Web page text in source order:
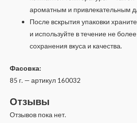
ароматным и привлекательным
После вскрытия упаковки
и используйте в течение не
сохранения вкуса и качества.
Фасовка:
85 г. — артикул 160032
Отзывы
Отзывов пока нет.